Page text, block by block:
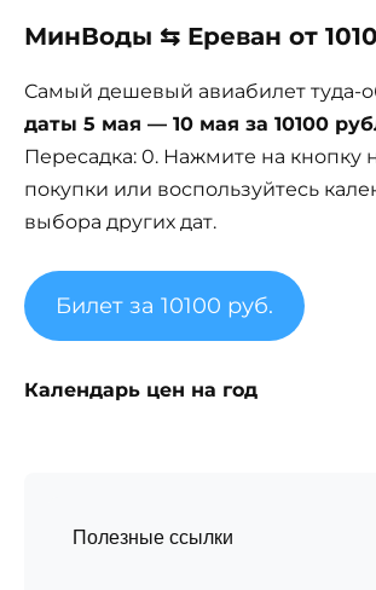
МинВоды ⇆ Ереван от
Самый дешевый авиабилет туда-
даты 5 мая — 10 мая за 10100
Пересадка: 0. Нажмите на кнопку
покупки или воспользуйтесь
выбора других дат.
Билет за 10100 руб.
Календарь цен на год
Полезные ссылки